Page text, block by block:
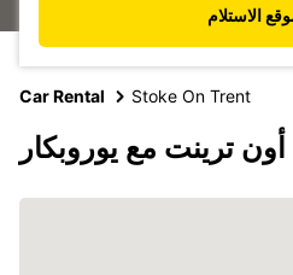
الاستلام
Car Rental Stoke On Trent
ترينت مع يوروبكار